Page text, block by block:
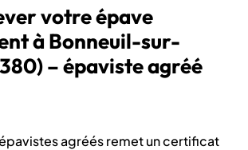
votre épave
à Bonneuil-sur-
– épaviste agréé
agréés remet un certificat